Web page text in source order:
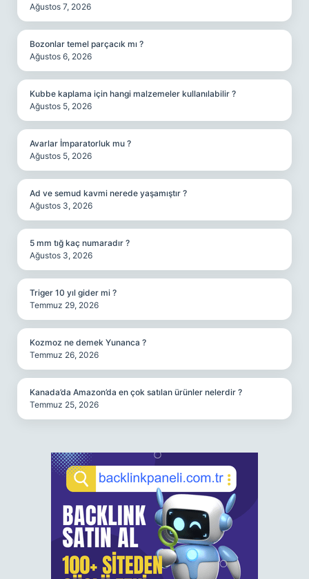
Ağustos 7, 2026
Bozonlar temel parçacık mı ?
Ağustos 6, 2026
Kubbe kaplama için hangi malzemeler kullanılabilir ?
Ağustos 5, 2026
Avarlar İmparatorluk mu ?
Ağustos 5, 2026
Ad ve semud kavmi nerede yaşamıştır ?
Ağustos 3, 2026
5 mm tığ kaç numaradır ?
Ağustos 3, 2026
Triger 10 yıl gider mi ?
Temmuz 29, 2026
Kozmoz ne demek Yunanca ?
Temmuz 26, 2026
Kanada’da Amazon’da en çok satılan ürünler nelerdir ?
Temmuz 25, 2026